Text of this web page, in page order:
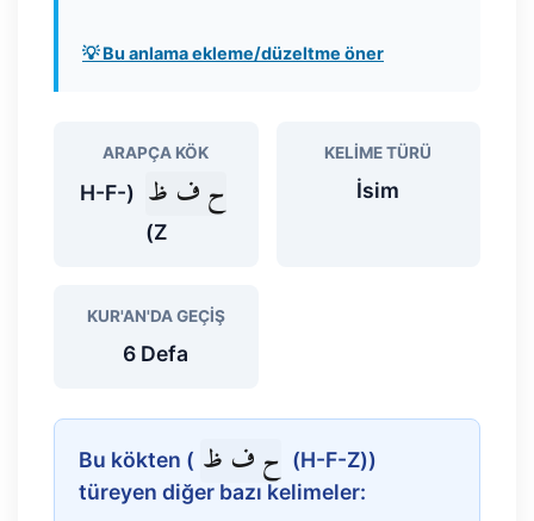
💡 Bu anlama ekleme/düzeltme öner
ARAPÇA KÖK
ح ف ظ
(H-F-
Z)
KELIME TÜRÜ
İsim
KUR'AN'DA GEÇIŞ
6 Defa
Bu kökten ( ح ف ظ (H-F-Z))
türeyen diğer bazı kelimeler: